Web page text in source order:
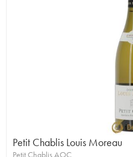
Petit Chablis Louis Moreau
Petit Chablis AOC